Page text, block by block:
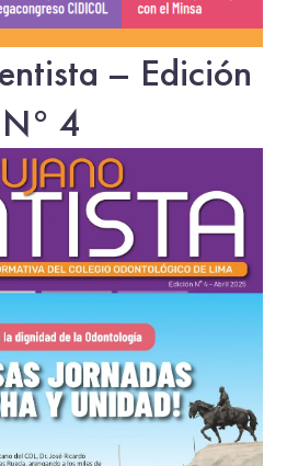
– Edición
N° 4